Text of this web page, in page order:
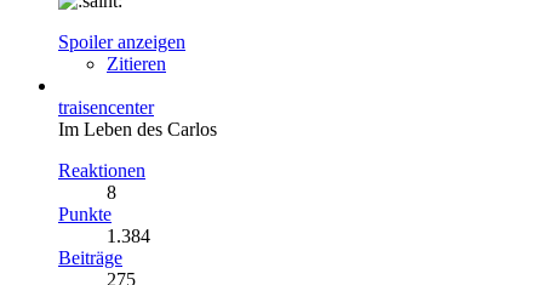
Spoiler anzeigen
Zitieren
traisencenter
Im Leben des Carlos
Reaktionen
8
Punkte
1.384
Beiträge
275